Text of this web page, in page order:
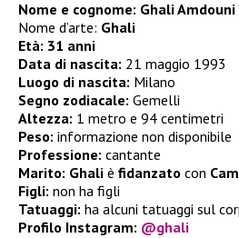
Nome e cognome: Ghali Amdouni
Nome d’arte: Ghali
Età: 31 anni
Data di nascita: 21 maggio 1993
Luogo di nascita: Milano
Segno zodiacale: Gemelli
Altezza: 1 metro e 94 centimetri
Peso: informazione non disponibile
Professione: cantante
Marito: Ghali è fidanzato con
Figli: non ha figli
Tatuaggi: ha alcuni tatuaggi sul
Profilo Instagram: @ghali